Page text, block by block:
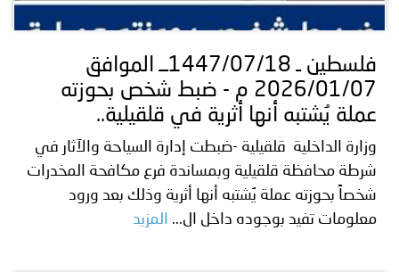
إنجازات
توعوية
الخدمات
الإلكترونية
صور
وفيديو
مجلة
الأمانة
من
نحن
اتصل
فلسطين ـ 1447/07/18ــ الموافق
2026/01/07 م - ضبط شخص بحوزته
عملة يُشتبه أنها أثرية في قلقيلية..
وزارة الداخلية قلقيلية -ضبطت إدارة السياحة والآثار في
شرطة محافظة قلقيلية وبمساندة فرع مكافحة المخدرات
شخصاً بحوزته عملة يُشتبه أنها أثرية وذلك بعد ورود
معلومات تفيد بوجوده داخل ال...
المزيد